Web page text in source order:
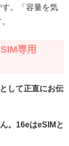
。「容量を気
専用
して正直にお伝
。16eはeSIMと